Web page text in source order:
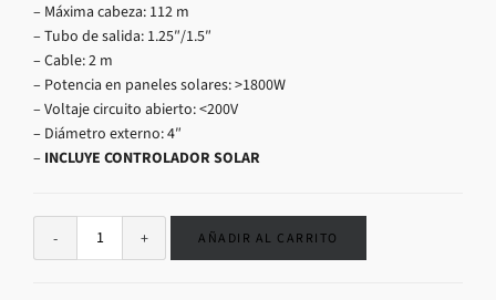
– Máxima cabeza: 112 m
– Tubo de salida: 1.25″/1.5″
– Cable: 2 m
– Potencia en paneles solares: >1800W
– Voltaje circuito abierto: <200V
– Diámetro externo: 4″
– INCLUYE CONTROLADOR SOLAR
AÑADIR AL CARRITO